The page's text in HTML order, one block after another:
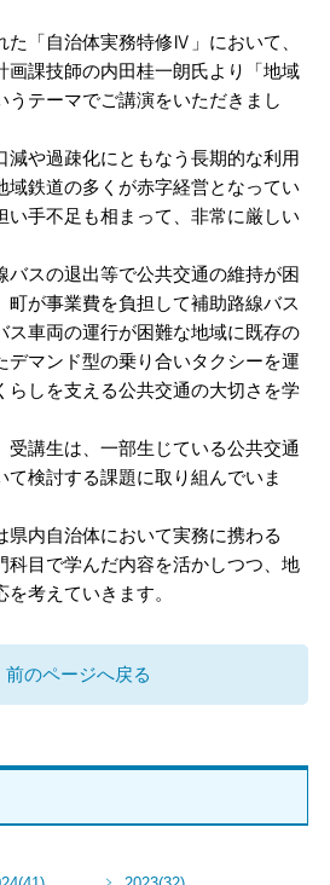
た「自治体実務特修Ⅳ」において、
画課技師の内田桂一朗氏より「地域
うテーマでご講演をいただきまし
減や過疎化にともなう長期的な利用
域鉄道の多くが赤字経営となってい
い手不足も相まって、非常に厳しい
バスの退出等で公共交通の維持が困
町が事業費を負担して補助路線バス
ス車両の運行が困難な地域に既存の
デマンド型の乗り合いタクシーを運
らしを支える公共交通の大切さを学
受講生は、一部生じている公共交通
て検討する課題に取り組んでいま
県内自治体において実務に携わる
科目で学んだ内容を活かしつつ、地
考えていきます。
前のページへ戻る